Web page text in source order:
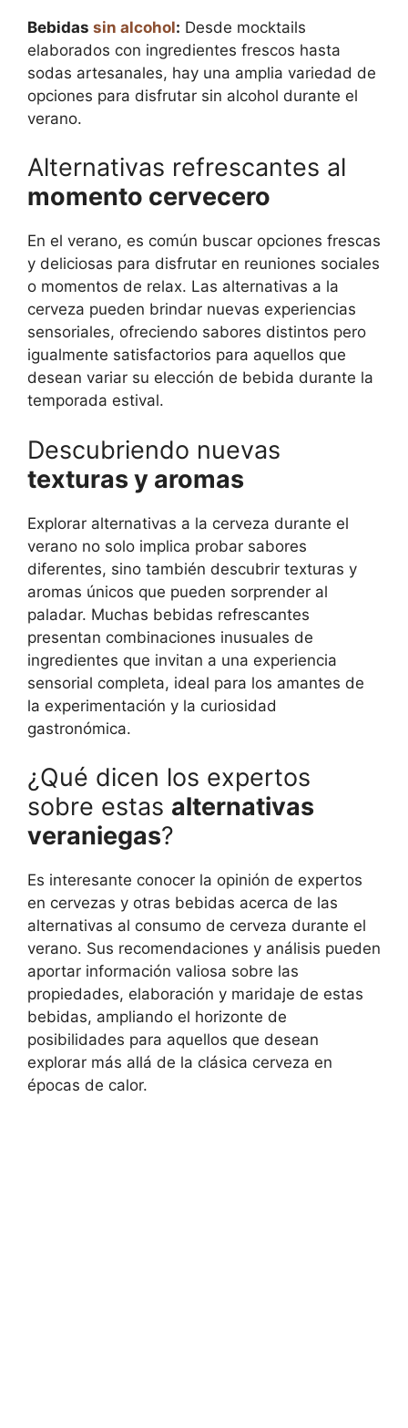
Bebidas sin alcohol: Desde mocktails
elaborados con ingredientes frescos hasta
sodas artesanales, hay una amplia variedad de
opciones para disfrutar sin alcohol durante el
verano.
Alternativas refrescantes al
momento cervecero
En el verano, es común buscar opciones frescas
y deliciosas para disfrutar en reuniones sociales
o momentos de relax. Las alternativas a la
cerveza pueden brindar nuevas experiencias
sensoriales, ofreciendo sabores distintos pero
igualmente satisfactorios para aquellos que
desean variar su elección de bebida durante la
temporada estival.
Descubriendo nuevas
texturas y aromas
Explorar alternativas a la cerveza durante el
verano no solo implica probar sabores
diferentes, sino también descubrir texturas y
aromas únicos que pueden sorprender al
paladar. Muchas bebidas refrescantes
presentan combinaciones inusuales de
ingredientes que invitan a una experiencia
sensorial completa, ideal para los amantes de
la experimentación y la curiosidad
gastronómica.
¿Qué dicen los expertos
sobre estas alternativas
veraniegas?
Es interesante conocer la opinión de expertos
en cervezas y otras bebidas acerca de las
alternativas al consumo de cerveza durante el
verano. Sus recomendaciones y análisis pueden
aportar información valiosa sobre las
propiedades, elaboración y maridaje de estas
bebidas, ampliando el horizonte de
posibilidades para aquellos que desean
explorar más allá de la clásica cerveza en
épocas de calor.